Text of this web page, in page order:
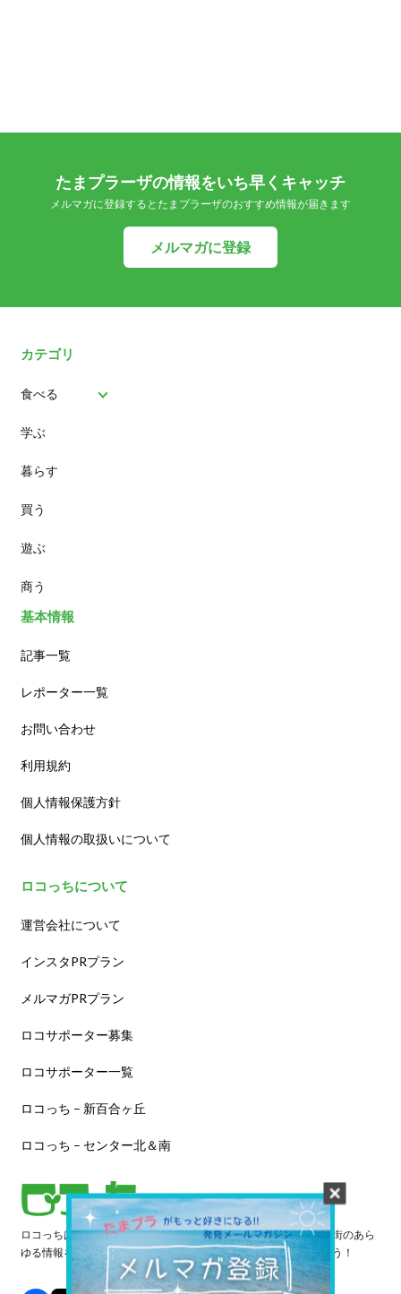
たまプラーザの情報をいち早くキャッチ
メルマガに登録するとたまプラーザのおすすめ情報が届きます
メルマガに登録
カテゴリ
食べる
パン
スイーツ
ランチ
カフェ
学ぶ
暮らす
買う
遊ぶ
商う
基本情報
記事一覧
レポーター一覧
お問い合わせ
利用規約
個人情報保護方針
個人情報の取扱いについて
ロコっちについて
運営会社について
インスタPRプラン
メルマガPRプラン
ロコサポーター募集
ロコサポーター一覧
ロコっち – 新百合ヶ丘
ロコっち – センター北＆南
ロコっちは、あなたのジモト体験を豊かにする情報サイトです。街のあら
ゆる情報を収集し、日々更新しています。早速情報を探してみよう！